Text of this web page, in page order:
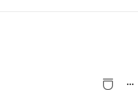
more_horiz